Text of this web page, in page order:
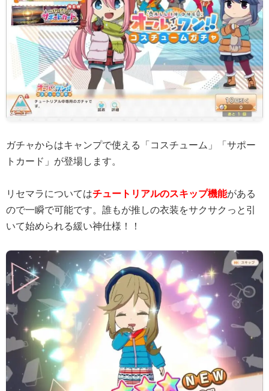
ガチャからはキャンプで使える「コスチューム」「サポー
トカード」が登場します。
リセマラについてはチュートリアルのスキップ機能がある
ので一瞬で可能です。誰もが推しの衣装をサクサクっと引
いて始められる緩い神仕様！！